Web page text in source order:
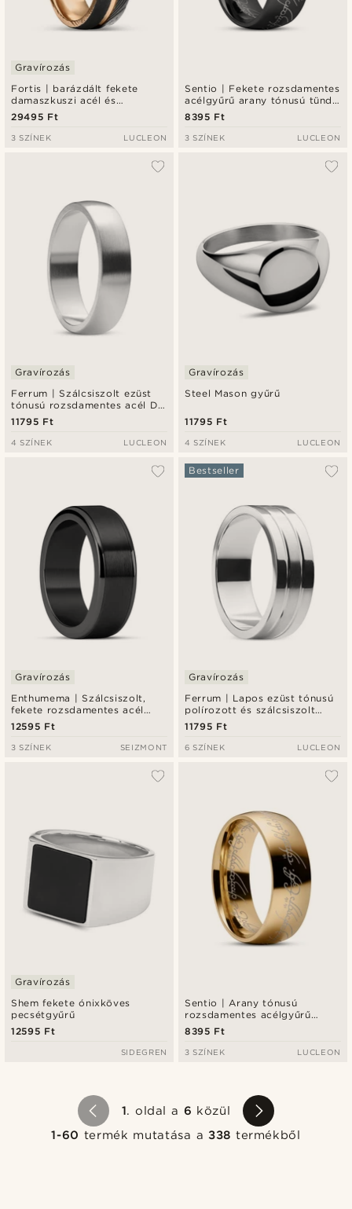
Fortis | barázdált fekete
damaszkuszi acél és
rózsaarany tónusú titángyűrű
- 7 mm
Gravírozás
29495 Ft
3 SZÍNEK LUCLEON
Sentio | Fekete rozsdamentes
acélgyűrű arany tónusú tünde
irattal
8395 Ft
3 SZÍNEK LUCLEON
Ferrum | Szálcsiszolt ezüst
tónusú rozsdamentes acél D-
alakú gyűrű - 6 mm
Gravírozás
11795 Ft
4 SZÍNEK LUCLEON
Steel Mason gyűrű
Gravírozás
11795 Ft
4 SZÍNEK LUCLEON
Enthumema | Szálcsiszolt,
fekete rozsdamentes acél
Fidget gyűrű - 8 mm
Gravírozás
12595 Ft
3 SZÍNEK SEIZMONT
Ferrum | Lapos ezüst tónusú
polírozott és szálcsiszolt
rozsdamentes acélgyűrű
dupla barázdával - 8 mm
Bestseller
Gravírozás
11795 Ft
6 SZÍNEK LUCLEON
Shem fekete ónixköves
pecsétgyűrű
Gravírozás
12595 Ft
SIDEGREN
Sentio | Arany tónusú
rozsdamentes acélgyűrű
fekete tünde irattal
8395 Ft
3 SZÍNEK LUCLEON
1. oldal a 6 közül
1-60 termék mutatása a338 termékből